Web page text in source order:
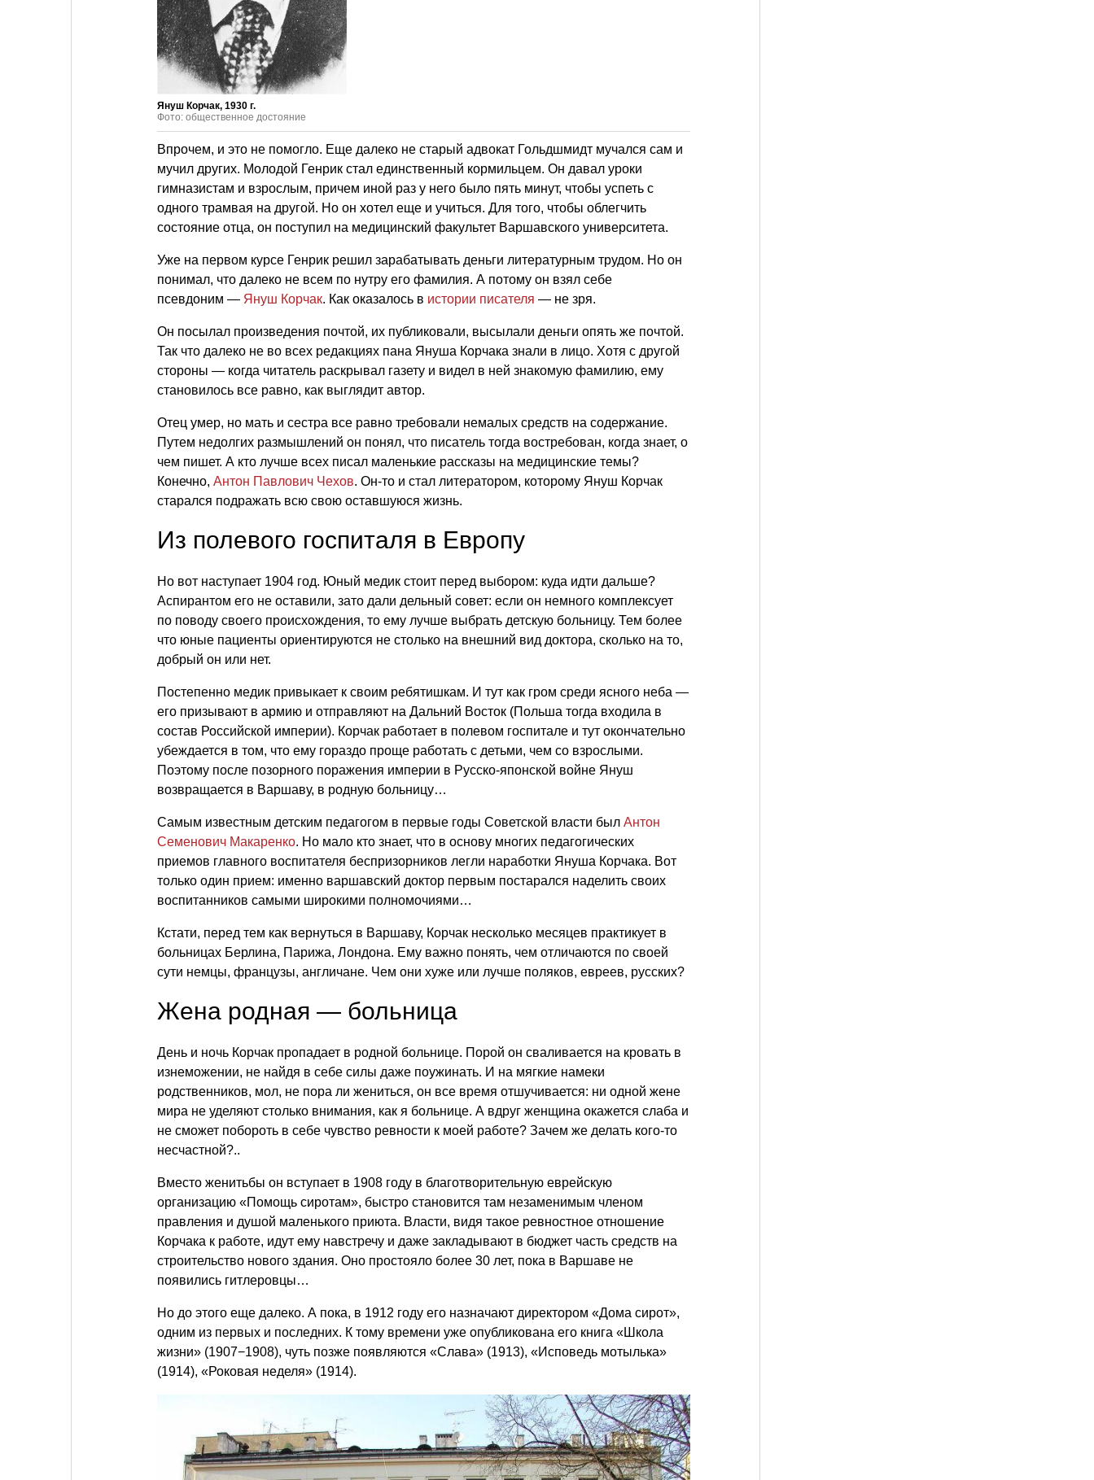
Януш Корчак, 1930 г.
Фото: общественное достояние
Впрочем, и это не помогло. Еще далеко не старый адвокат Гольдшмидт мучался сам и
мучил других. Молодой Генрик стал единственный кормильцем. Он давал уроки
гимназистам и взрослым, причем иной раз у него было пять минут, чтобы успеть с
одного трамвая на другой. Но он хотел еще и учиться. Для того, чтобы облегчить
состояние отца, он поступил на медицинский факультет Варшавского университета.
Уже на первом курсе Генрик решил зарабатывать деньги литературным трудом. Но он
понимал, что далеко не всем по нутру его фамилия. А потому он взял себе
псевдоним — Януш Корчак. Как оказалось в истории писателя — не зря.
Он посылал произведения почтой, их публиковали, высылали деньги опять же почтой.
Так что далеко не во всех редакциях пана Януша Корчака знали в лицо. Хотя с другой
стороны — когда читатель раскрывал газету и видел в ней знакомую фамилию, ему
становилось все равно, как выглядит автор.
Отец умер, но мать и сестра все равно требовали немалых средств на содержание.
Путем недолгих размышлений он понял, что писатель тогда востребован, когда знает, о
чем пишет. А кто лучше всех писал маленькие рассказы на медицинские темы?
Конечно, Антон Павлович Чехов. Он-то и стал литератором, которому Януш Корчак
старался подражать всю свою оставшуюся жизнь.
Из полевого госпиталя в Европу
Но вот наступает 1904 год. Юный медик стоит перед выбором: куда идти дальше?
Аспирантом его не оставили, зато дали дельный совет: если он немного комплексует
по поводу своего происхождения, то ему лучше выбрать детскую больницу. Тем более
что юные пациенты ориентируются не столько на внешний вид доктора, сколько на то,
добрый он или нет.
Постепенно медик привыкает к своим ребятишкам. И тут как гром среди ясного неба —
его призывают в армию и отправляют на Дальний Восток (Польша тогда входила в
состав Российской империи). Корчак работает в полевом госпитале и тут окончательно
убеждается в том, что ему гораздо проще работать с детьми, чем со взрослыми.
Поэтому после позорного поражения империи в Русско-японской войне Януш
возвращается в Варшаву, в родную больницу…
Самым известным детским педагогом в первые годы Советской власти был Антон
Семенович Макаренко. Но мало кто знает, что в основу многих педагогических
приемов главного воспитателя беспризорников легли наработки Януша Корчака. Вот
только один прием: именно варшавский доктор первым постарался наделить своих
воспитанников самыми широкими полномочиями…
Кстати, перед тем как вернуться в Варшаву, Корчак несколько месяцев практикует в
больницах Берлина, Парижа, Лондона. Ему важно понять, чем отличаются по своей
сути немцы, французы, англичане. Чем они хуже или лучше поляков, евреев, русских?
Жена родная — больница
День и ночь Корчак пропадает в родной больнице. Порой он сваливается на кровать в
изнеможении, не найдя в себе силы даже поужинать. И на мягкие намеки
родственников, мол, не пора ли жениться, он все время отшучивается: ни одной жене
мира не уделяют столько внимания, как я больнице. А вдруг женщина окажется слаба и
не сможет побороть в себе чувство ревности к моей работе? Зачем же делать кого-то
несчастной?..
Вместо женитьбы он вступает в 1908 году в благотворительную еврейскую
организацию «Помощь сиротам», быстро становится там незаменимым членом
правления и душой маленького приюта. Власти, видя такое ревностное отношение
Корчака к работе, идут ему навстречу и даже закладывают в бюджет часть средств на
строительство нового здания. Оно простояло более 30 лет, пока в Варшаве не
появились гитлеровцы…
Но до этого еще далеко. А пока, в 1912 году его назначают директором «Дома сирот»,
одним из первых и последних. К тому времени уже опубликована его книга «Школа
жизни» (1907−1908), чуть позже появляются «Слава» (1913), «Исповедь мотылька»
(1914), «Роковая неделя» (1914).